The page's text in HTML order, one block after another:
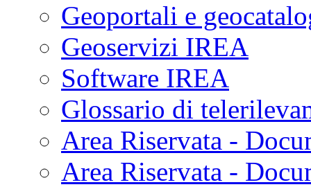
Geoportali e
Geoservizi IREA
Software IREA
Glossario di
Area Riservata -
Area Riservata -